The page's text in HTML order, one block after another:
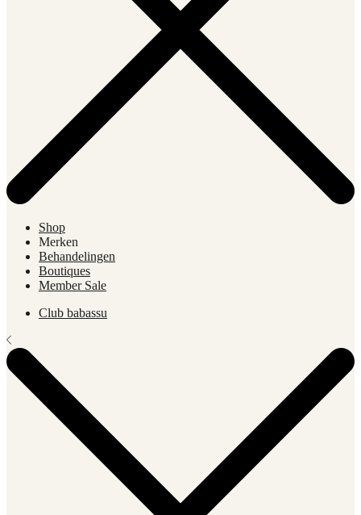
Shop
Merken
Behandelingen
Boutiques
Member Sale
Club babassu